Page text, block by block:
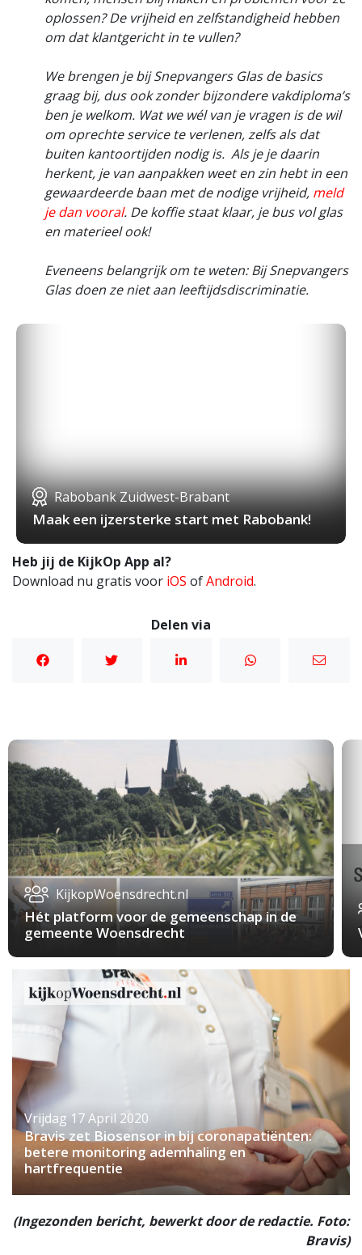
oplossen? De vrijheid en zelfstandigheid hebben
om dat klantgericht in te vullen?
We brengen je bij Snepvangers Glas de basics
graag bij, dus ook zonder bijzondere vakdiploma’s
ben je welkom. Wat we wél van je vragen is de wil
om oprechte service te verlenen, zelfs als dat
buiten kantoortijden nodig is. Als je je daarin
herkent, je van aanpakken weet en zin hebt in een
gewaardeerde baan met de nodige vrijheid, meld
je dan vooral. De koffie staat klaar, je bus vol glas
en materieel ook!
Eveneens belangrijk om te weten: Bij Snepvangers
Glas doen ze niet aan leeftijdsdiscriminatie.
Rabobank Zuidwest-Brabant
Maak een ijzersterke start met Rabobank!
Heb jij de KijkOp App al?
Download nu gratis voor iOS ofAndroid.
Delen via
KijkopWoensdrecht.nl
Hét platform voor de gemeenschap in de
gemeente Woensdrecht
Vrijdag 17 April 2020
Bravis zet Biosensor in bij coronapatiënten:
betere monitoring ademhaling en
hartfrequentie
(Ingezonden bericht, bewerkt door de redactie. Foto:
Bravis)